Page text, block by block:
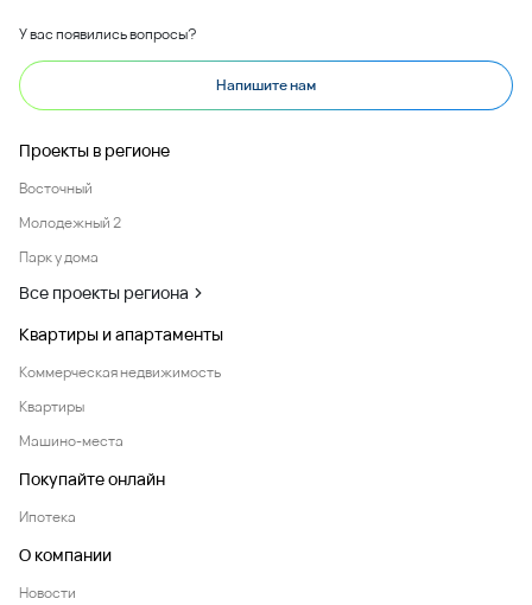
У вас появились вопросы?
Напишите нам
Проекты в регионе
Восточный
Молодежный 2
Парк у дома
Все проекты региона
Квартиры и апартаменты
Коммерческая недвижимость
Квартиры
Машино-места
Покупайте онлайн
Ипотека
О компании
Новости